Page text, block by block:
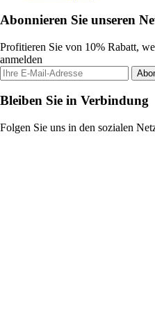
Abonnieren Sie unseren
Profitieren Sie von 10% Rabatt,
anmelden
Bleiben Sie in Verbindung
Folgen Sie uns in den sozialen